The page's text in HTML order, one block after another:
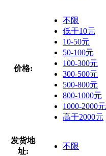
价格:
不限
低于10元
10-50元
50-100元
100-300元
300-500元
500-800元
800-1000元
1000-2000元
高于2000元
发货地
址:
不限